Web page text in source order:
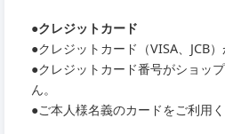
●クレジットカード
●クレジットカード（VISA、JCB）
●クレジットカード番号がショッ
ん。
●ご本人様名義のカードをご利用く